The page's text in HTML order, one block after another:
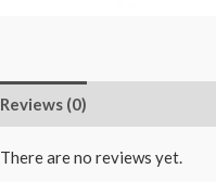
Reviews (0)
There are no reviews yet.